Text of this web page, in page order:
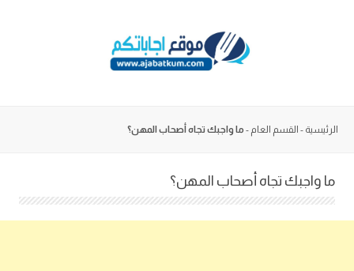
الرئيسية - القسم العام - ما واجبك تجاه أصحاب المهن؟
ما واجبك تجاه أصحاب المهن؟